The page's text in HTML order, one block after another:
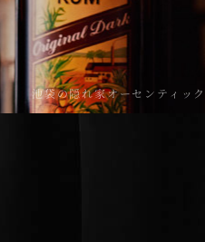
池袋の隠れ家オーセンティッ